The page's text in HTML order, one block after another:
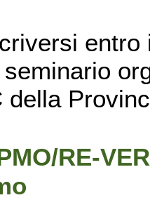
della
RE-